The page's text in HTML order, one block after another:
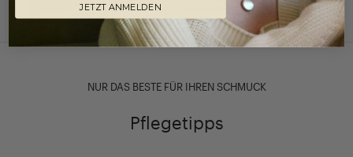
NUR DAS BESTE FÜR IHREN SCHMUCK
Pflegetipps
JETZT ANMELDEN